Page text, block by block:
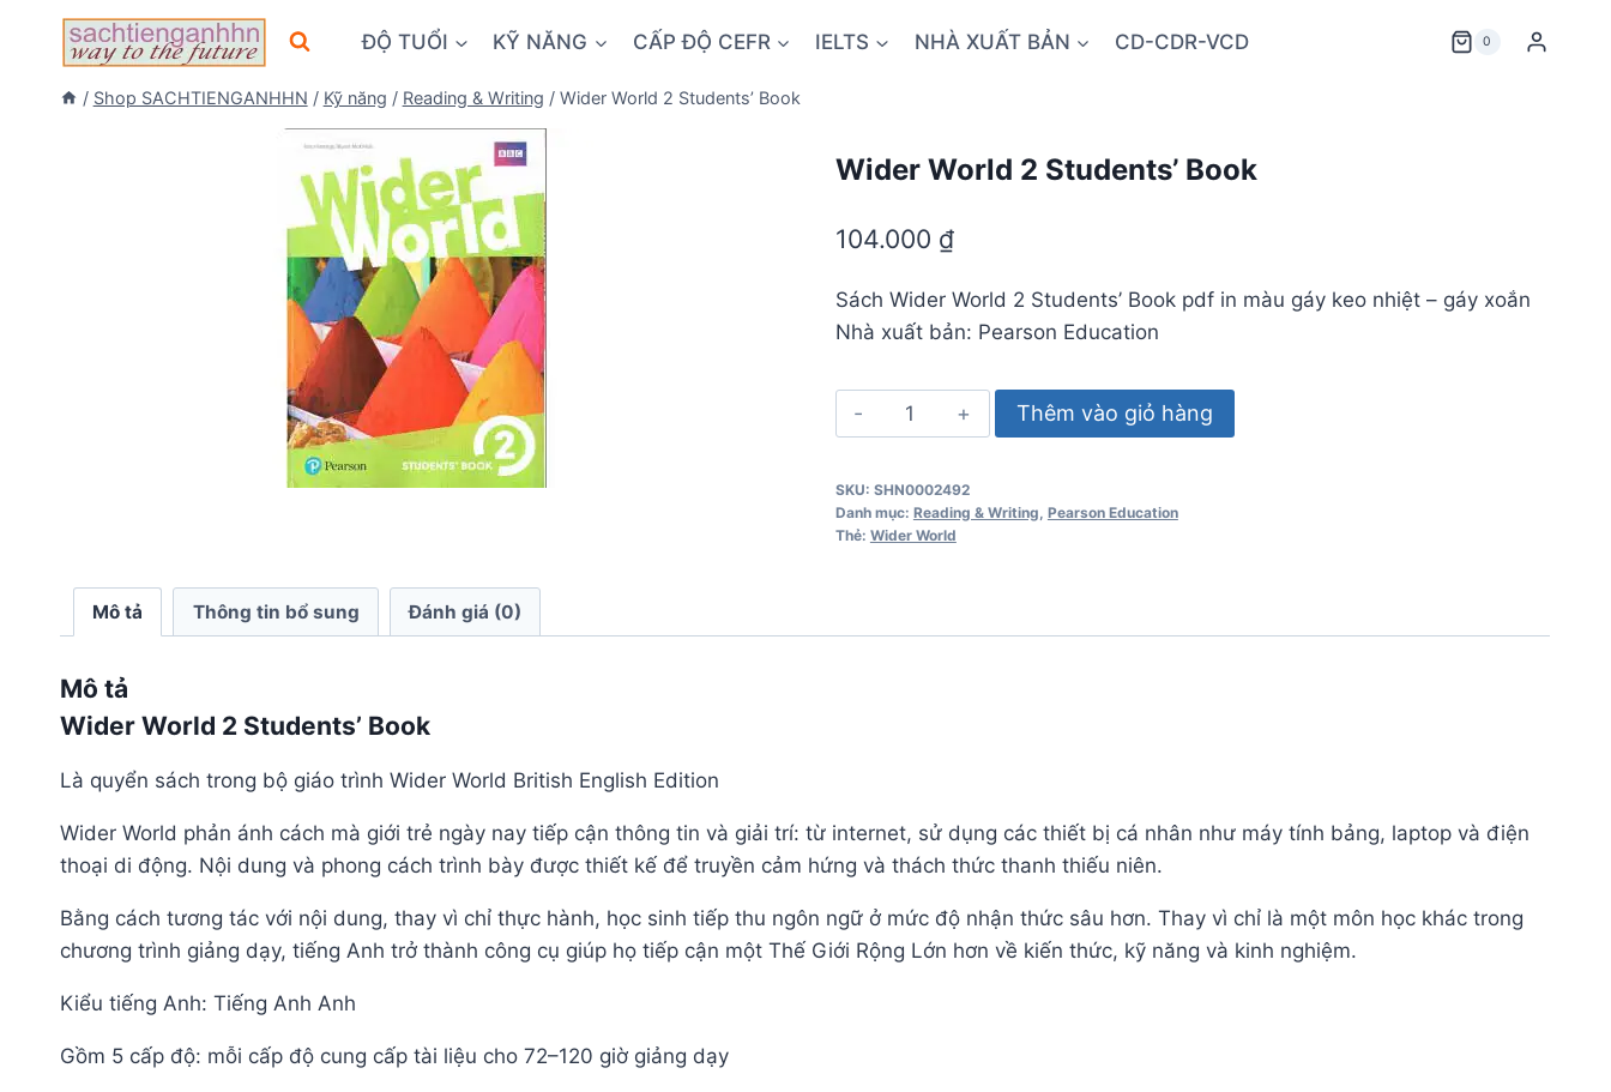
ĐỘ TUỔI KỸ NĂNG CẤP ĐỘ CEFR IELTS NHÀ XUẤT BẢN CD-CDR-VCD 0
/ Shop SACHTIENGANHHN / Kỹ năng / Reading & Writing / Wider World 2 Students’ Book
Wider World 2 Students’ Book
104.000 ₫
Sách Wider World 2 Students’ Book pdf in màu gáy keo nhiệt – gáy xoắn
Nhà xuất bản: Pearson Education
Wider
World
Students'
Book
Thêm vào giỏ hàng
SKU: SHN0002492
Danh mục: Reading & Writing Pearson Education
Thẻ: Wider World
Mô tả Thông tin bổ sung Đánh giá (0)
Mô tả
Wider World 2 Students’ Book
Là quyển sách trong bộ giáo trình Wider World British English Edition
Wider World phản ánh cách mà giới trẻ ngày nay tiếp cận thông tin và giải trí: từ internet, sử dụng các thiết bị cá nhân như máy tính bảng, laptop và điện
thoại di động. Nội dung và phong cách trình bày được thiết kế để truyền cảm hứng và thách thức thanh thiếu niên.
Bằng cách tương tác với nội dung, thay vì chỉ thực hành, học sinh tiếp thu ngôn ngữ ở mức độ nhận thức sâu hơn. Thay vì chỉ là một môn học khác trong
chương trình giảng dạy, tiếng Anh trở thành công cụ giúp họ tiếp cận một Thế Giới Rộng Lớn hơn về kiến thức, kỹ năng và kinh nghiệm.
Kiểu tiếng Anh: Tiếng Anh Anh
Gồm 5 cấp độ: mỗi cấp độ cung cấp tài liệu cho 72–120 giờ giảng dạy